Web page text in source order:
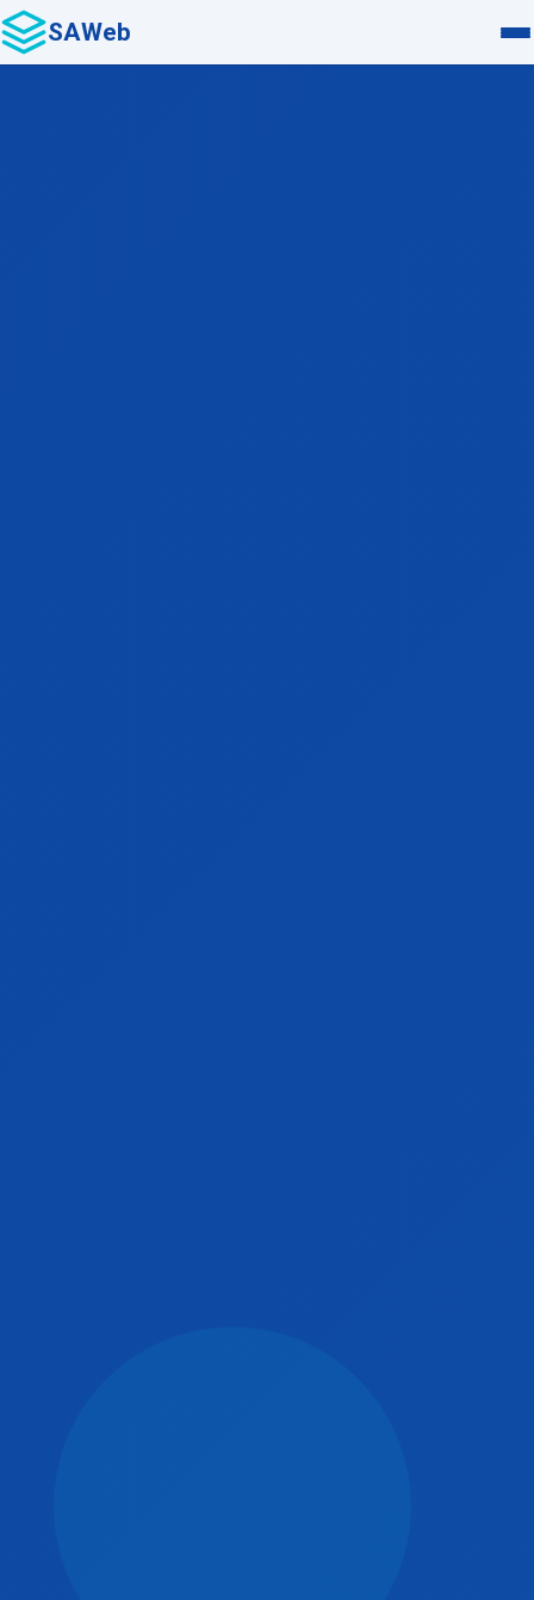
SAWeb